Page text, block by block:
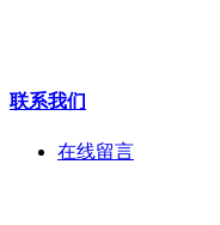
联系我们
在线留言